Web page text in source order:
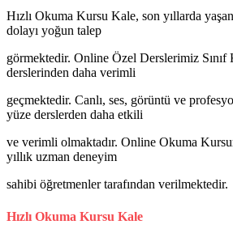
Hızlı Okuma Kursu Kale, son yıllarda
dolayı yoğun talep
görmektedir. Online Özel Derslerimiz Sınıf
derslerinden daha verimli
geçmektedir. Canlı, ses, görüntü ve
yüze derslerden daha etkili
ve verimli olmaktadır. Online Okuma
yıllık uzman deneyim
sahibi öğretmenler tarafından verilmektedir.
Hızlı Okuma Kursu Kale